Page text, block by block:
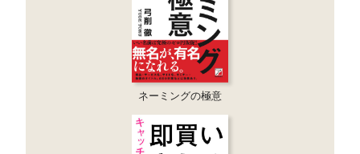
ネーミングの極意